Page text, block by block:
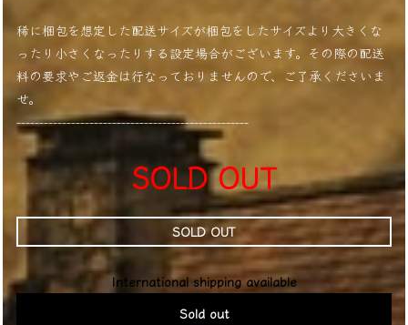
稀に梱包を想定した配送サイズが梱包をしたサイズより大きくな
ったり小さくなったりする設定場合がございます。その際の配送
料の要求やご返金は行なっておりませんので、ご了承くださいま
せ。
---------------------------------------------------
SOLD OUT
SOLD OUT
International shipping available
Sold out